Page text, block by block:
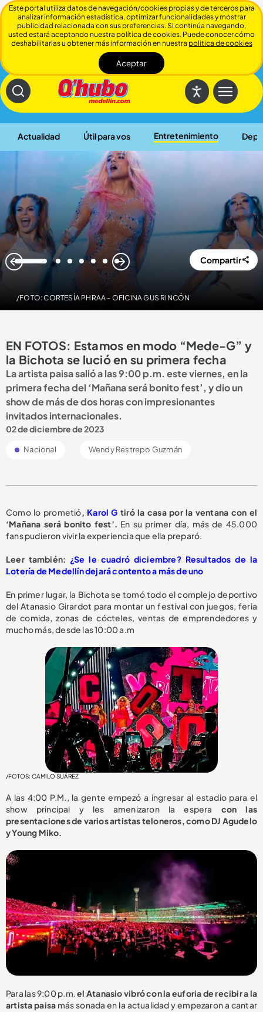
Actualidad Útil para vos Entretenimiento
Cerrar
/FOTO: CORTESÍA PHRAA - OFICINA GUS RINCÓN
1 2 3 4 5 6 7 Compartir
EN FOTOS: Estamos en modo “Mede-G” y
la Bichota se lució en su primera fecha
La artista paisa salió a las 9:00 p.m. este viernes, en la
primera fecha del ‘Mañana será bonito fest’, y dio un
show de más de dos horas con impresionantes
invitados internacionales.
02 de diciembre de 2023
Nacional Wendy Restrepo Guzmán
Como lo prometió, Karol G tiró la casa por la ventana con el
‘Mañana será bonito fest’. En su primer día, más de 45.000
fans pudieron vivir la experiencia que ella preparó.
Leer también: ¿Se le cuadró diciembre? Resultados de la
Lotería de Medellín dejará contento a más de uno
En primer lugar, la Bichota se tomó todo el complejo deportivo
del Atanasio Girardot para montar un festival con juegos, feria
de comida, zonas de cócteles, ventas de emprendedores y
mucho más, desde las 10:00 a.m
/FOTOS: CAMILO SUÁREZ
A las 4:00 P.M., la gente empezó a ingresar al estadio para el
show principal y les amenizaron la espera con las
presentaciones de varios artistas teloneros, como DJ Agudelo
y Young Miko.
Para las 9:00 p.m.el Atanasio vibró con la euforia de recibir a la
artista paisa más sonada en la actualidad y empezaron a cantar
Este portal utiliza datos de navegación/cookies propias y de terceros para
analizar información estadística, optimizar funcionalidades y mostrar
publicidad relacionada con sus preferencias. Si continúa navegando,
usted estará aceptando nuestra política de cookies. Puede conocer cómo
deshabilitarlas u obtener más información en nuestra politica de cookies
Aceptar